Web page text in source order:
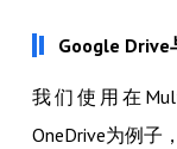
Google
我们使用在
OneDrive为例子